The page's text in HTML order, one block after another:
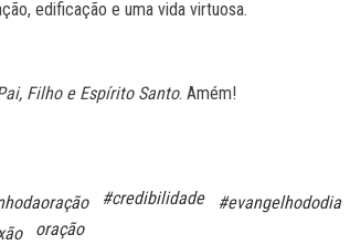
edificação e uma vida virtuosa.
Filho e Espírito Santo. Amém!
#credibilidade #evangelhododia
oração